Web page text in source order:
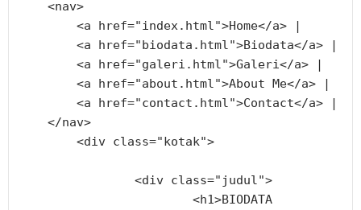
    <nav>
        <a href="index.html">Home</a> |
        <a href="biodata.html">Biodata</a> |
        <a href="galeri.html">Galeri</a> |
        <a href="about.html">About Me</a> |
        <a href="contact.html">Contact</a> |
    </nav>
	<div class="kotak">
		<div class="judul">